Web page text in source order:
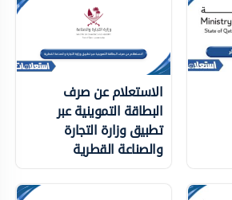
الاستعلام عن صرف
البطاقة التموينية عبر
تطبيق وزارة التجارة
والصناعة القطرية